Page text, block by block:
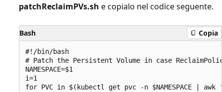
patchReclaimPVs.sh e copialo nel codice seguente.
Bash Copia
#!/bin/bash
# Patch the Persistent Volume in case
NAMESPACE=$1
i=1
for PVC in $(kubectl get pvc -n $NAMESPACE |